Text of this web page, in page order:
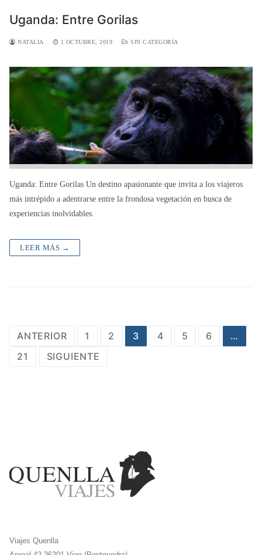
Uganda: Entre Gorilas
NATALIA 1 OCTUBRE, 2019 SIN CATEGORÍA
Uganda: Entre Gorilas Un destino apasionante que invita a los viajeros
más intrépido a adentrarse entre la frondosa vegetación en busca de
experiencias inolvidables.
LEER MÁS →
Navegación
de
ANTERIOR 1 2 3 4 5 6
…
21
SIGUIENTE
Viajes Quenlla